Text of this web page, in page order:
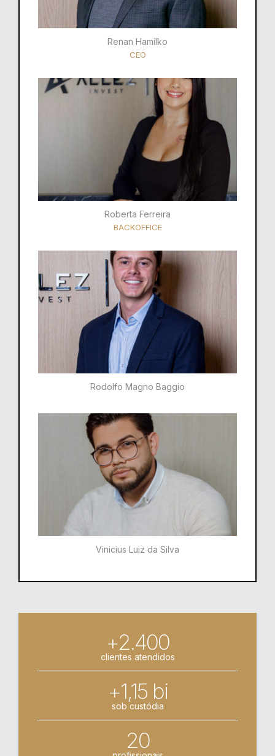
Renan Hamilko​
CEO
Roberta Ferreira
BACKOFFICE
Rodolfo Magno Baggio​​
Vinicius Luiz da Silva
+2.400
clientes atendidos
+1,15 bi
sob custódia
20